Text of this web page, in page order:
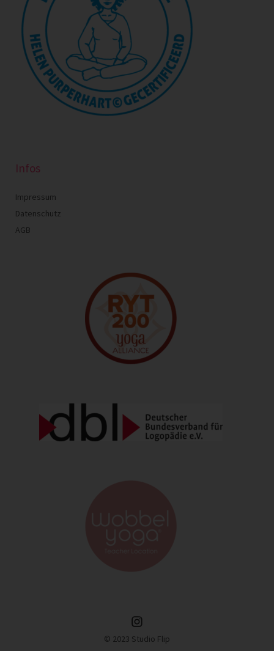
Infos
Impressum
Datenschutz
AGB
Instagram
© 2023 Studio Flip